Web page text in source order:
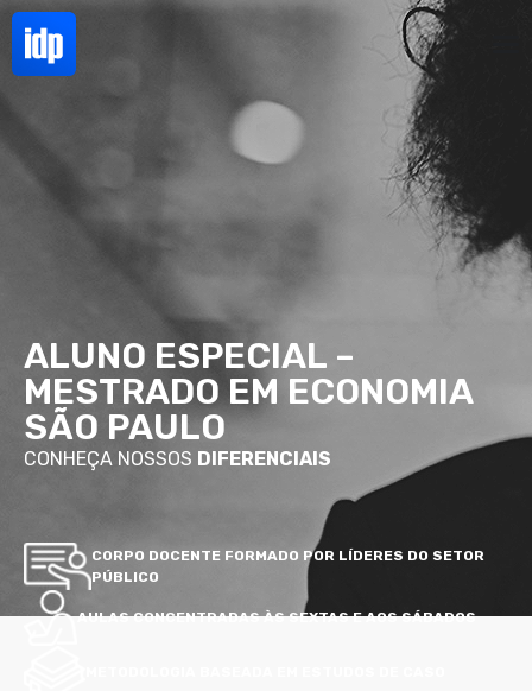
ALUNO ESPECIAL –
MESTRADO EM ECONOMIA
SÃO PAULO
CONHEÇA NOSSOS DIFERENCIAIS
CORPO DOCENTE FORMADO POR LÍDERES DO SETOR
PÚBLICO
AULAS CONCENTRADAS ÀS SEXTAS E AOS SÁBADOS